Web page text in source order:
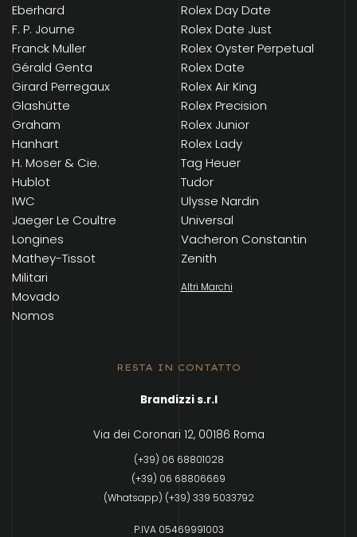
Eberhard
F. P. Journe
Franck Muller
Gérald Genta
Girard Perregaux
Glashütte
Graham
Hanhart
H. Moser & Cie.
Hublot
IWC
Jaeger Le Coultre
Longines
Mathey-Tissot
Militari
Movado
Nomos
Rolex Day Date
Rolex Date Just
Rolex Oyster Perpetual
Rolex Date
Rolex Air King
Rolex Precision
Rolex Junior
Rolex Lady
Tag Heuer
Tudor
Ulysse Nardin
Universal
Vacheron Constantin
Zenith
Altri Marchi
RESTA IN CONTATTO
Brandizzi s.r.l
Via dei Coronari 12, 00186 Roma
(+39) 06 68801028
(+39) 06 68806669
(Whatsapp) (+39) 339 5033792
P.IVA 05469991003